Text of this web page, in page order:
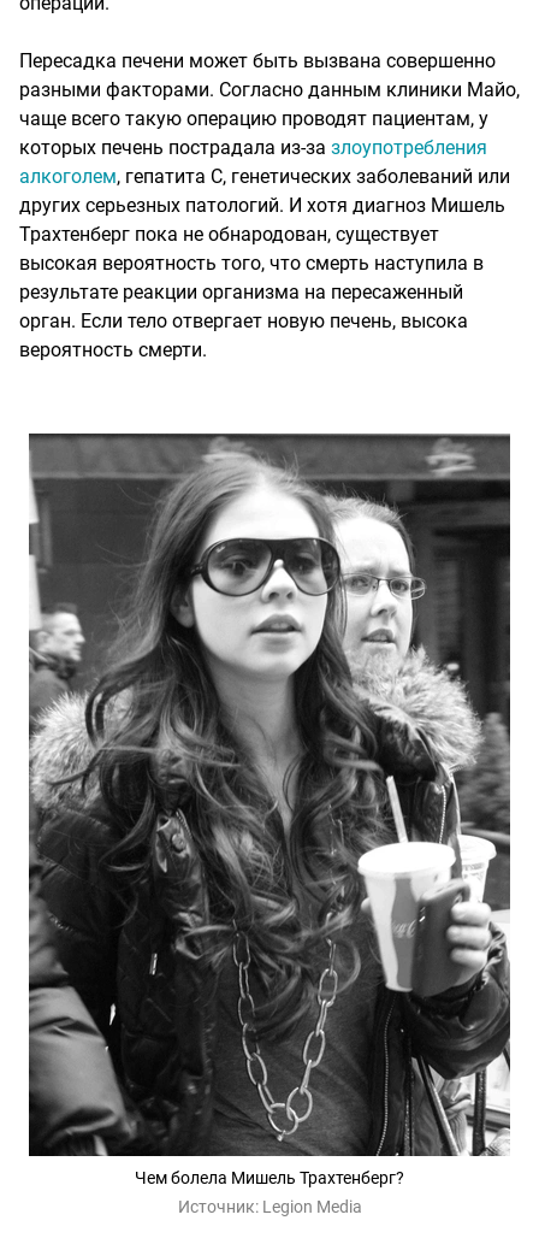
Пересадка печени может быть вызвана совершенно
разными факторами. Согласно данным клиники Майо,
чаще всего такую операцию проводят пациентам, у
которых печень пострадала из-за злоупотребления
алкоголем, гепатита C, генетических заболеваний или
других серьезных патологий. И хотя диагноз Мишель
Трахтенберг пока не обнародован, существует
высокая вероятность того, что смерть наступила в
результате реакции организма на пересаженный
орган. Если тело отвергает новую печень, высока
вероятность смерти.
Чем болела Мишель Трахтенберг?
Источник: Legion Media